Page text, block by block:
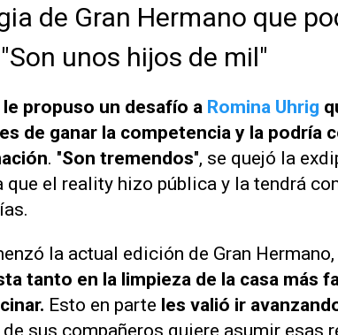
de Gran Hermano que
unos hijos de mil"
le propuso un desafío a Romina Uhrig
de ganar la competencia y la podría
. "Son tremendos", se quejó la
que el reality hizo pública y la tendrá
la actual edición de Gran Hermano,
tanto en la limpieza de la casa más
Esto en parte les valió ir
de sus compañeros quiere asumir esas